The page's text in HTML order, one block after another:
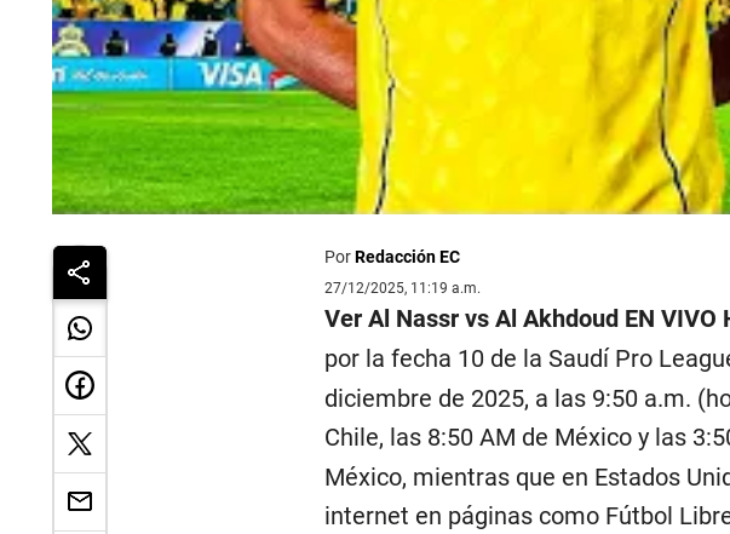
PorRedacción EC
27/12/2025, 11:19 a.m.
Ver Al Nassr vs Al Akhdoud EN VIVO
por la fecha 10 de la Saudí Pro
diciembre de 2025, a las 9:50 a.m.
Chile, las 8:50 AM de México y las
México, mientras que en Estados
internet en páginas como Fútbol